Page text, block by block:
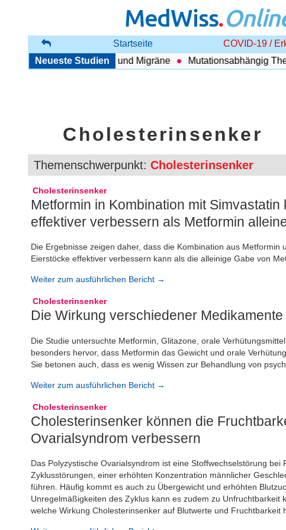
MedWiss.
Startseite COVID-19 /
Neueste Studien
zwischen COPD und Migräne Mutationsabhängig
Cholesterinsenker
Themenschwerpunkt: Cholesterinsenker
Cholesterinsenker
Metformin in Kombination mit
effektiver verbessern als Metformin
Die Ergebnisse zeigen daher, dass die Kombination aus
Eierstöcke effektiver verbessern kann als die alleinige Gabe von
Weiter zum ausführlichen Bericht →
Cholesterinsenker
Die Wirkung verschiedener
Die Studie untersuchte Metformin, Glitazone, orale
besonders hervor, dass Metformin das Gewicht und orale
Sie betonen auch, dass es wenig Wissen zur Behandlung von
Weiter zum ausführlichen Bericht →
Cholesterinsenker
Cholesterinsenker können die
Ovarialsyndrom verbessern
Das Polyzystische Ovarialsyndrom ist eine Stoffwechselstörung
Zyklusstörungen, einer erhöhten Konzentration männlicher
führen. Häufig kommt es auch zu Übergewicht und erhöhten
Unregelmäßigkeiten des Zyklus kann es zudem zu Unfruchtbarkeit
welche Wirkung Cholesterinsenker auf Blutwerte und Fruchtbarkeit